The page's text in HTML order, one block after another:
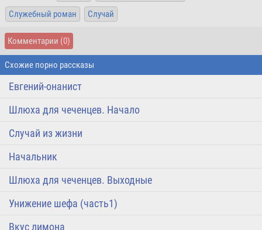
Служебный роман Случай
Комментарии (0)
Схожие порно рассказы
Евгений-онанист
Шлюха для чеченцев. Начало
Случай из жизни
Начальник
Шлюха для чеченцев. Выходные
Унижение шефа (часть1)
Вкус лимона